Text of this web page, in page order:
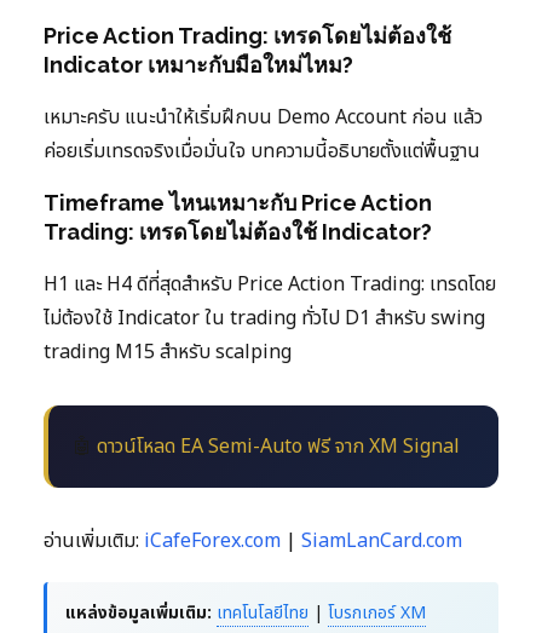
Price Action Trading: เทรดโดยไม่ต้องใช้
Indicator เหมาะกับมือใหม่ไหม?
เหมาะครับ แนะนำให้เริ่มฝึกบน Demo Account ก่อน แล้ว
ค่อยเริ่มเทรดจริงเมื่อมั่นใจ บทความนี้อธิบายตั้งแต่พื้นฐาน
Timeframe ไหนเหมาะกับ Price Action
Trading: เทรดโดยไม่ต้องใช้ Indicator?
H1 และ H4 ดีที่สุดสำหรับ Price Action Trading: เทรดโดย
ไม่ต้องใช้ Indicator ใน trading ทั่วไป D1 สำหรับ swing
trading M15 สำหรับ scalping
ดาวน์โหลด EA Semi-Auto ฟรี จาก XM Signal
อ่านเพิ่มเติม: iCafeForex.com | SiamLanCard.com
แหล่งข้อมูลเพิ่มเติม: เทคโนโลยีไทย | โบรกเกอร์ XM